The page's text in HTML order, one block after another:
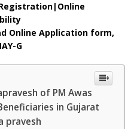
Online Application form,
G
of PM Awas
in Gujarat
pravesh